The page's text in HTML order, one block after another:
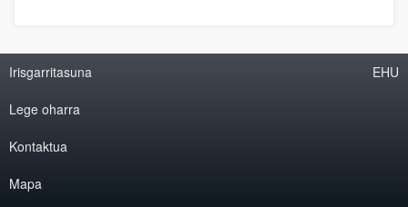
Irisgarritasuna
Lege oharra
Kontaktua
Mapa
EHU